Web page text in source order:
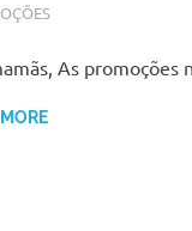
22, 2017
As